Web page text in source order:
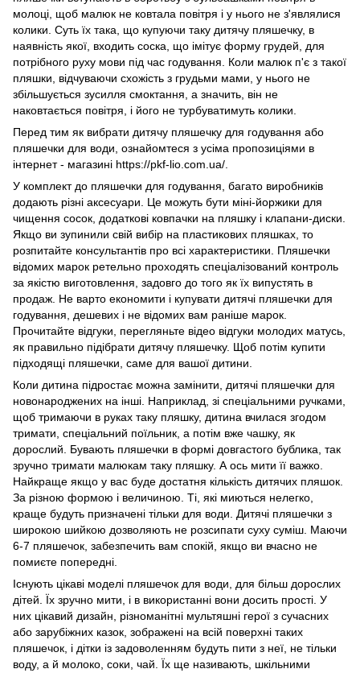
молоці, щоб малюк не ковтала повітря і у нього не з'являлися
колики. Суть їх така, що купуючи таку дитячу пляшечку, в
наявність якої, входить соска, що імітує форму грудей, для
потрібного руху мови під час годування. Коли малюк п'є з такої
пляшки, відчуваючи схожість з грудьми мами, у нього не
збільшується зусилля смоктання, а значить, він не
наковтається повітря, і його не турбуватимуть колики.
Перед тим як вибрати дитячу пляшечку для годування або
пляшечки для води, ознайомтеся з усіма пропозиціями в
інтернет - магазині https://pkf-lio.com.ua/.
У комплект до пляшечки для годування, багато виробників
додають різні аксесуари. Це можуть бути міні-йоржики для
чищення сосок, додаткові ковпачки на пляшку і клапани-диски.
Якщо ви зупинили свій вибір на пластикових пляшках, то
розпитайте консультантів про всі характеристики. Пляшечки
відомих марок ретельно проходять спеціалізований контроль
за якістю виготовлення, задовго до того як їх випустять в
продаж. Не варто економити і купувати дитячі пляшечки для
годування, дешевих і не відомих вам раніше марок.
Прочитайте відгуки, перегляньте відео відгуки молодих матусь,
як правильно підібрати дитячу пляшечку. Щоб потім купити
підходящі пляшечки, саме для вашої дитини.
Коли дитина підростає можна замінити, дитячі пляшечки для
новонароджених на інші. Наприклад, зі спеціальними ручками,
щоб тримаючи в руках таку пляшку, дитина вчилася згодом
тримати, спеціальний поїльник, а потім вже чашку, як
дорослий. Бувають пляшечки в формі довгастого бублика, так
зручно тримати малюкам таку пляшку. А ось мити її важко.
Найкраще якщо у вас буде достатня кількість дитячих пляшок.
За різною формою і величиною. Ті, які миються нелегко,
краще будуть призначені тільки для води. Дитячі пляшечки з
широкою шийкою дозволяють не розсипати суху суміш. Маючи
6-7 пляшечок, забезпечить вам спокій, якщо ви вчасно не
помиєте попередні.
Існують цікаві моделі пляшечок для води, для більш дорослих
дітей. Їх зручно мити, і в використанні вони досить прості. У
них цікавий дизайн, різноманітні мультяшні герої з сучасних
або зарубіжних казок, зображені на всій поверхні таких
пляшечок, і дітки із задоволенням будуть пити з неї, не тільки
воду, а й молоко, соки, чай. Їх ще називають, шкільними